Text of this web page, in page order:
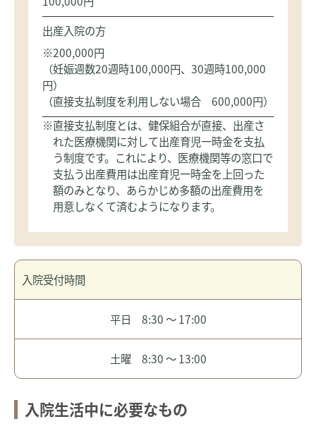
出産入院の方
※200,000円
（妊娠週数20週時100,000円、30週時100,000
円）
（直接支払制度を利用しない場合 600,000円）
※直接支払制度とは、健保組合が直接、出産さ
れた医療機関に対して出産育児一時金を支払
う制度です。これにより、医療機関等の窓口で
支払う出産費用は出産育児一時金を上回った
額のみとなり、あらかじめ多額の出産費用を
用意しなくて済むようになります。
入院受付時間
平日 8:30 ～ 17:00
土曜 8:30 ～ 13:00
入院生活中に必要なもの